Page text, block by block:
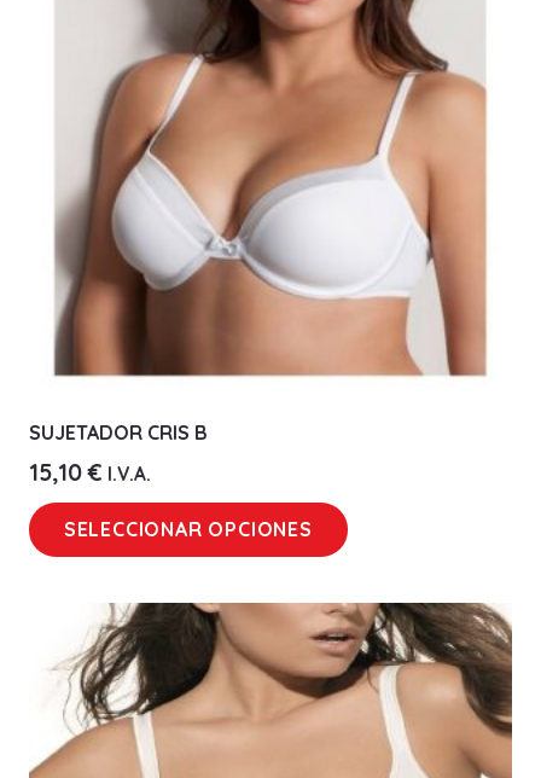
SUJETADOR CRIS B
15,10€ I.V.A.
SELECCIONAR OPCIONES
múltiples
variantes.
Las
opciones